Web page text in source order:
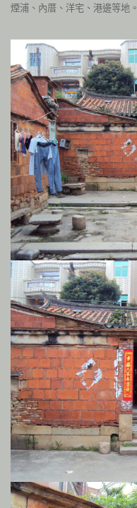
煙浦、內厝、洋宅、港邊等地。